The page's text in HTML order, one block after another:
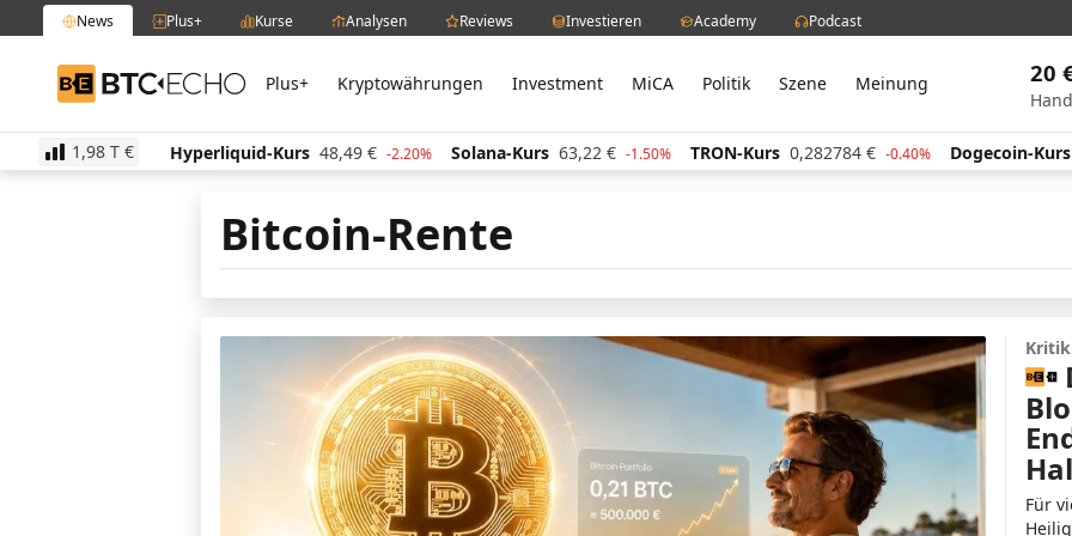
News Plus+ Kurse Analysen Reviews Investieren Academy Podcast
BTC-ECHO Plus+ Kryptowährungen Investment MiCA Politik Szene Meinung 20
1,98 T €
€ -1.00% Hyperliquid-Kurs 48,49 € -2.20% Solana-Kurs 63,22 € -1.50% TRON-Kurs 0,282784 € -0.40% Dogecoin-Kurs
Bitcoin-Rente
Für